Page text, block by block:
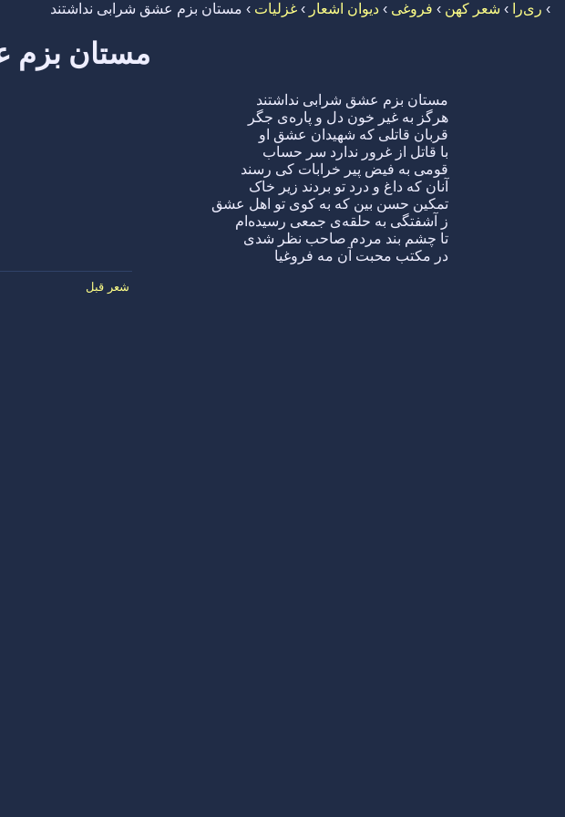
› ری‌را › شعر کهن › فروغی › دیوان اشعار › غزلیات › مستان بزم عشق شرابی نداشتند
مستان بزم
مستان بزم عشق شرابی نداشتند
هرگز به غیر خون دل و پاره‌ی جگر
قربان قاتلی که شهیدان عشق او
با قاتل از غرور ندارد سر حساب
قومی به فیض پیر خرابات کی رسند
آنان که داغ و درد تو بردند زیر خاک
تمکین حسن بین که به کوی تو اهل عشق
ز آشفتگی به حلقه‌ی جمعی رسیده‌ام
تا چشم بند مردم صاحب نظر شدی
در مکتب محبت آن مه فروغیا
شعر قبل